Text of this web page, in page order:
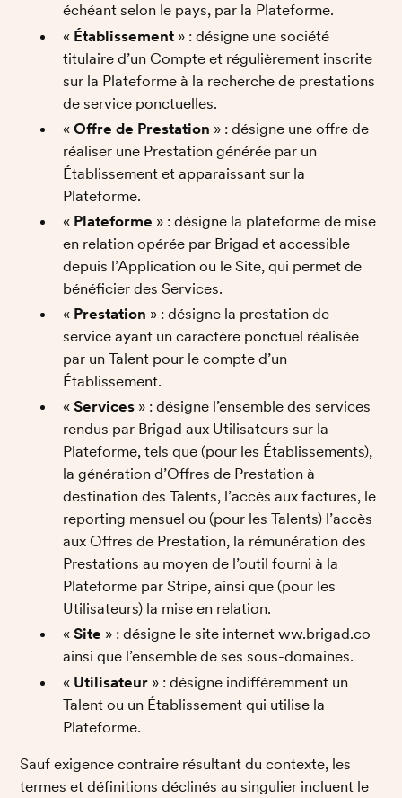
échéant selon le pays, par la Plateforme.
« Établissement » : désigne une société
titulaire d’un Compte et régulièrement inscrite
sur la Plateforme à la recherche de prestations
de service ponctuelles.
« Offre de Prestation » : désigne une offre de
réaliser une Prestation générée par un
Établissement et apparaissant sur la
Plateforme.
« Plateforme » : désigne la plateforme de mise
en relation opérée par Brigad et accessible
depuis l’Application ou le Site, qui permet de
bénéficier des Services.
« Prestation » : désigne la prestation de
service ayant un caractère ponctuel réalisée
par un Talent pour le compte d’un
Établissement.
« Services » : désigne l’ensemble des services
rendus par Brigad aux Utilisateurs sur la
Plateforme, tels que (pour les Établissements),
la génération d’Offres de Prestation à
destination des Talents, l’accès aux factures, le
reporting mensuel ou (pour les Talents) l’accès
aux Offres de Prestation, la rémunération des
Prestations au moyen de l’outil fourni à la
Plateforme par Stripe, ainsi que (pour les
Utilisateurs) la mise en relation.
« Site » : désigne le site internet ww.brigad.co
ainsi que l’ensemble de ses sous-domaines.
« Utilisateur » : désigne indifféremment un
Talent ou un Établissement qui utilise la
Plateforme.
Sauf exigence contraire résultant du contexte, les
termes et définitions déclinés au singulier incluent le